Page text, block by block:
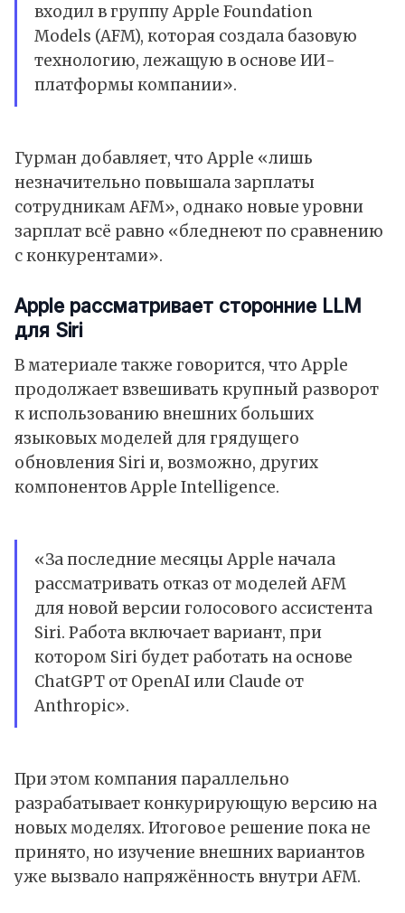
входил в группу Apple Foundation
Models (AFM), которая создала базовую
технологию, лежащую в основе ИИ-
платформы компании».
Гурман добавляет, что Apple «лишь
незначительно повышала зарплаты
сотрудникам AFM», однако новые уровни
зарплат всё равно «бледнеют по сравнению
с конкурентами».
Apple рассматривает сторонние LLM
для Siri
В материале также говорится, что Apple
продолжает взвешивать крупный разворот
к использованию внешних больших
языковых моделей для грядущего
обновления Siriи, возможно, других
компонентовApple Intelligence.
«За последние месяцы Apple начала
рассматривать отказ от моделей AFM
для новой версии голосового ассистента
Siri. Работа включает вариант, при
котором Siri будет работать на основе
ChatGPT от OpenAIили Claude от
Anthropic».
При этом компания параллельно
разрабатывает конкурирующую версию на
новых моделях. Итоговое решение пока не
принято, но изучение внешних вариантов
уже вызвало напряжённость внутри AFM.